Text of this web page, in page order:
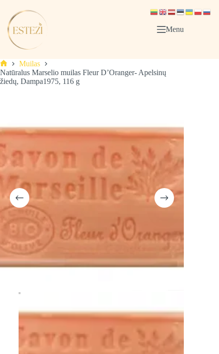
content
Menu
Pagrindinis
Muilas
Natūralus Marselio muilas Fleur D’Oranger- Apelsinų
žiedų, Dampa1975, 116 g